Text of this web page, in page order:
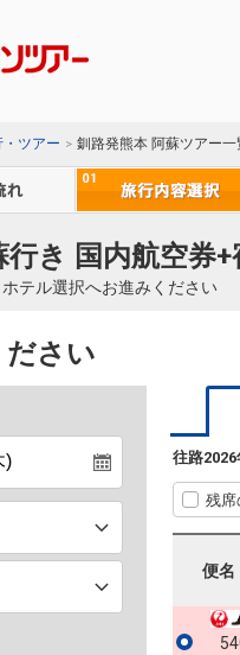
・ツアー 釧路発熊本 阿蘇ツアー一
き 国内航空券
テル選択へお進みください
さい
往路2026
残席
便名